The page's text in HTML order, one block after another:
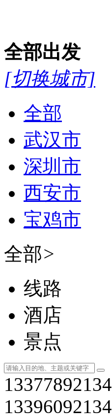
全部出发
[切换城市]
全部
武汉市
深圳市
西安市
宝鸡市
全部>
线路
酒店
景点
13377892134
13396092134